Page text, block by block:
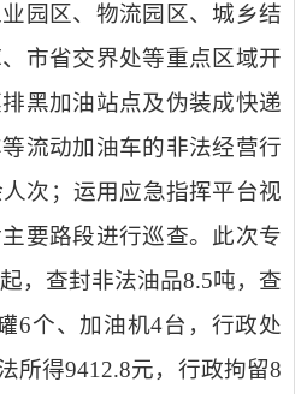
园区、物流园区、城乡结
市省交界处等重点区域开
黑加油站点及伪装成快递
流动加油车的非法经营行
次；运用应急指挥平台视
要路段进行巡查。此次专
，查封非法油品8.5吨，查
6个、加油机4台，行政处
所得9412.8元，行政拘留8